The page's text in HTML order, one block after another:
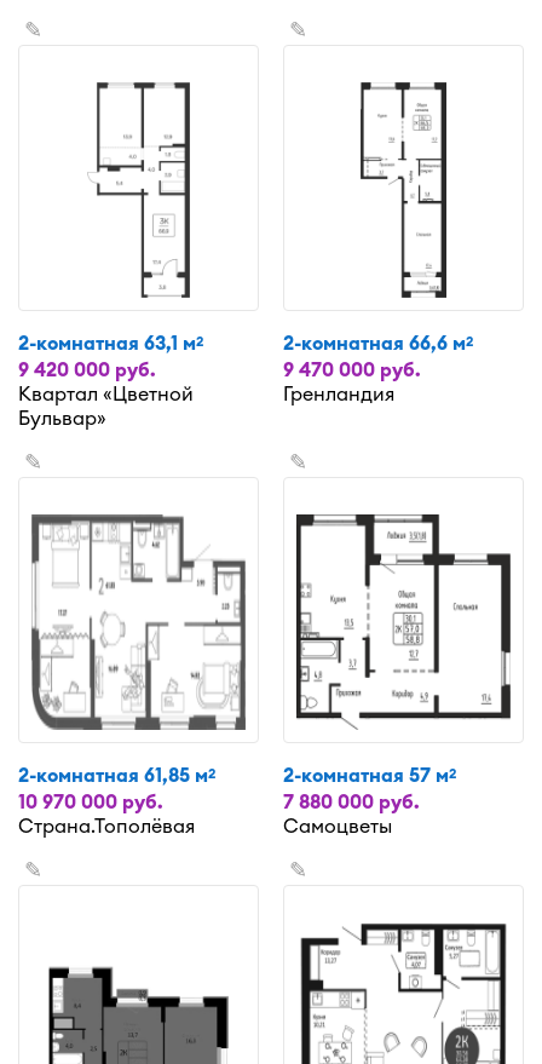
✎
2-комнатная 63,1 м2
9 420 000 руб.
Квартал «Цветной
Бульвар»
✎
2-комнатная 66,6 м2
9 470 000 руб.
Гренландия
✎
2-комнатная 61,85 м2
10 970 000 руб.
Страна.Тополёвая
✎
2-комнатная 57 м2
7 880 000 руб.
Самоцветы
✎ ✎